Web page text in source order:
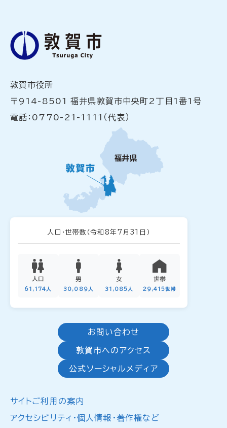
敦賀市役所
〒914-8501 福井県敦賀市中央町2丁目1番1号
電話：0770-21-1111（代表）
人口・世帯数 （令和8年7月31日）
人口
61,174人
男
30,089人
女
31,085人
世帯
29,415世帯
お問い合わせ
敦賀市へのアクセス
公式ソーシャルメディア
サイトご利用の案内
アクセシビリティ・個人情報・著作権など